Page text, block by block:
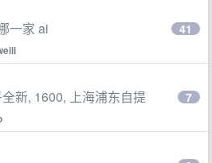
一家 ai 41
新, 1600, 上海浦东自提 7